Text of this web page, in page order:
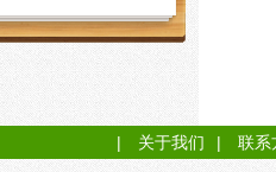
| 关于我们 | 联系